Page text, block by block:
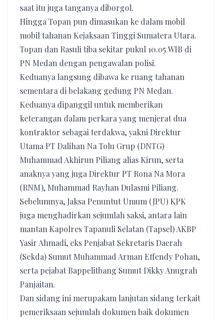
saat itu juga tanganya diborgol.
Hingga Topan pun dimasukan ke dalam mobil
mobil tahanan Kejaksaan Tinggi Sumatera Utara.
Topan dan Rasuli tiba sekitar pukul 10.05 WIB di
PN Medan dengan pengawalan polisi.
Keduanya langsung dibawa ke ruang tahanan
sementara di belakang gedung PN Medan.
Keduanya dipanggil untuk memberikan
keterangan dalam perkara yang menjerat dua
kontraktor sebagai terdakwa, yakni Direktur
Utama PT Dalihan Na Tolu Grup (DNTG)
Muhammad Akhirun Piliang alias Kirun, serta
anaknya yang juga Direktur PT Rona Na Mora
(RNM), Muhammad Rayhan Dulasmi Piliang.
Sebelumnya, Jaksa Penuntut Umum (JPU) KPK
juga menghadirkan sejumlah saksi, antara lain
mantan Kapolres Tapanuli Selatan (Tapsel) AKBP
Yasir Ahmadi, eks Penjabat Sekretaris Daerah
(Sekda) Sumut Muhammad Arman Effendy Pohan,
serta pejabat Bappelitbang Sumut Dikky Anugrah
Panjaitan.
Dan sidang ini merupakam lanjutan sidang terkait
pemeriksaan sejumlah dokumen baik dokumen